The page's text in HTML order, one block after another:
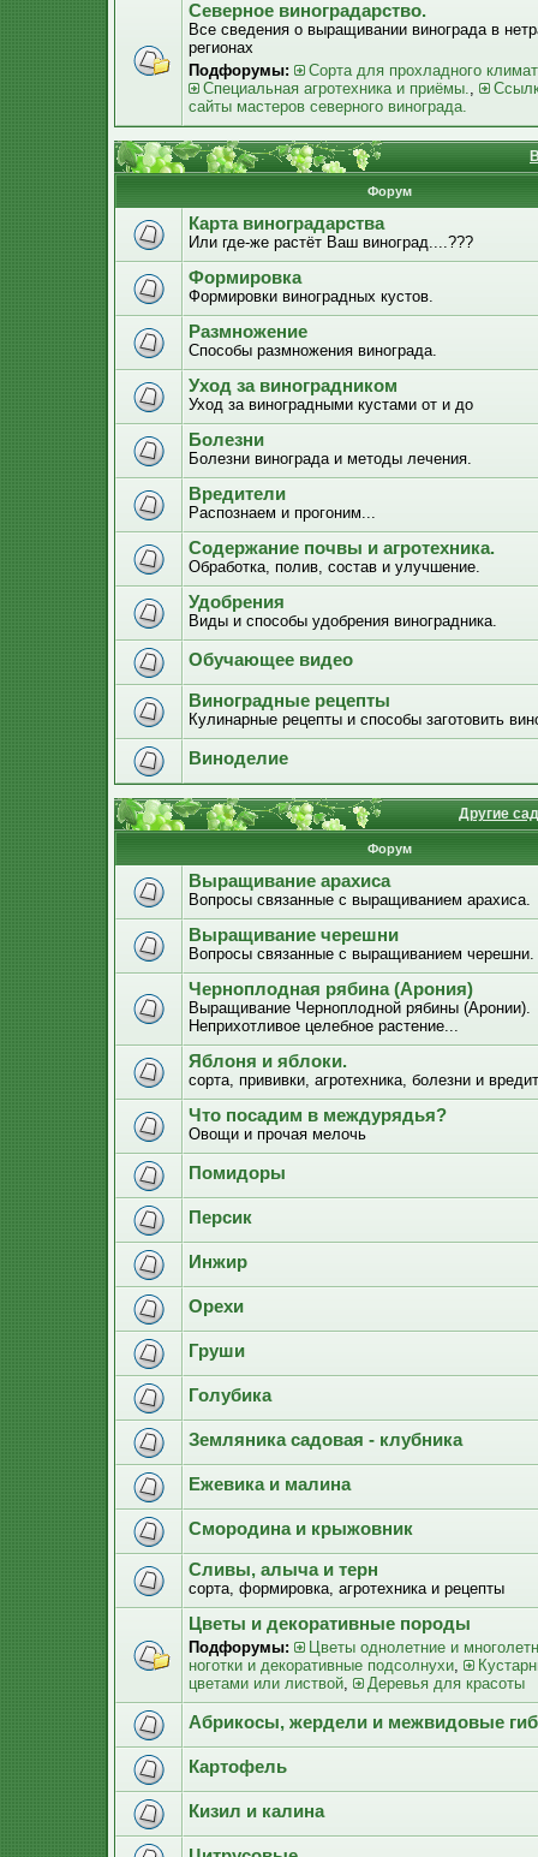
Северное виноградарство.
Все сведения о выращивании винограда в
регионах
Подфорумы:
Сорта для прохладного
Специальная агротехника и приёмы.,
сайты мастеров северного винограда.
Форум
Карта виноградарства
Или где-же растёт Ваш виноград....???
Формировка
Формировки виноградных кустов.
Размножение
Способы размножения винограда.
Уход за виноградником
Уход за виноградными кустами от и до
Болезни
Болезни винограда и методы лечения.
Вредители
Распознаем и прогоним...
Содержание почвы и агротехника.
Обработка, полив, состав и улучшение.
Удобрения
Виды и способы удобрения виноградника.
Обучающее видео
Виноградные рецепты
Кулинарные рецепты и способы заготовить
Виноделие
Другие
Форум
Выращивание арахиса
Вопросы связанные с выращиванием арахиса.
Выращивание черешни
Вопросы связанные с выращиванием черешни.
Черноплодная рябина (Арония)
Выращивание Черноплодной рябины (Аронии).
Неприхотливое целебное растение...
Яблоня и яблоки.
сорта, прививки, агротехника, болезни и
Что посадим в междурядья?
Овощи и прочая мелочь
Помидоры
Персик
Инжир
Орехи
Груши
Голубика
Земляника садовая - клубника
Ежевика и малина
Смородина и крыжовник
Сливы, алыча и терн
сорта, формировка, агротехника и рецепты
Цветы и декоративные породы
Подфорумы:
Цветы однолетние и
ноготки и декоративные подсолнухи,
цветами или листвой, Деревья для красоты
Абрикосы, жердели и межвидовые
Картофель
Кизил и калина